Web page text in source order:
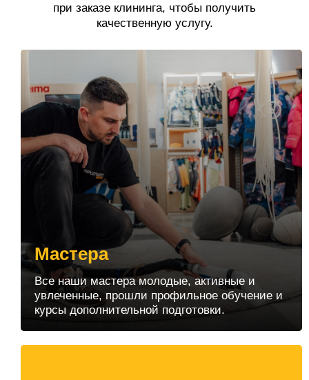
при заказе клининга, чтобы получить
качественную услугу.
Мастера
Все наши мастера молодые, активные и
увлеченные, прошли профильное обучение и
курсы дополнительной подготовки.